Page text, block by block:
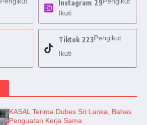
Instagram 29
Ikuti
Tiktok 223Pengikut
Ikuti
KASAL Terima Dubes Sri Lanka, Bahas
Penguatan Kerja Sama